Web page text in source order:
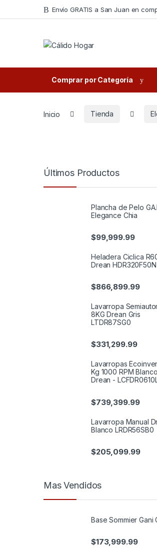
Skip to navigation
Skip to content Envío GRATIS a San Juan en
Comprar por Categoría
Inicio Tienda
Últimos Productos
Plancha de Pelo
Elegance Chia
$99,999.99
Heladera Ciclica
Drean HDR320F50N
$866,899.99
Lavarropa
8KG Drean Gris
LTDR87SG0
$331,299.99
Lavarropas
Kg 1000 RPM Blanco
Drean -
$739,399.99
Lavarropa Manual
Blanco LRDR56SB0
$205,099.99
Mas Vendidos
Base Sommier Gani
$173,999.99